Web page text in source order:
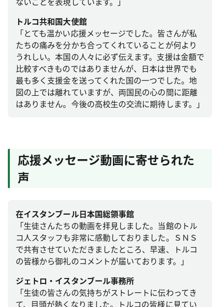
トルコ共和国大使館
「とても温かい応援メッセージでした。皆さんが私
たちの痛みを分かち合ってくれていることが何より
うれしい。本国の人々に必ず伝えます。支援は金額で
比較すべきものではありませんが、日本は世界でも
最も多く支援金を送ってくれた国の一つでした。地
図の上では離れていますが、両国民の心の間に距離
はありません。今後の高校生の交流に期待します。」
応援メッセージ動画に寄せられた
声
在イスタンブール日本国総領事館
「生徒さんたちの動画を拝見しました。当館のトル
コ人スタッフも非常に感動しておりました。ＳＮＳ
で共有させていただきましたところ、早速、トルコ
の皆様から御礼のコメントが届いております。」
ジェトロ・イスタンブール事務所
「生徒の皆さんの気持ちがストレートに伝わってき
て、目頭が熱くなりました。トルコの皆様に見てい